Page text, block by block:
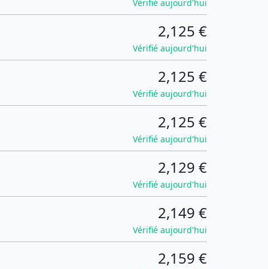
Vérifié aujourd'hui
2,125 €
Vérifié aujourd'hui
2,125 €
Vérifié aujourd'hui
2,125 €
Vérifié aujourd'hui
2,129 €
Vérifié aujourd'hui
2,149 €
Vérifié aujourd'hui
2,159 €